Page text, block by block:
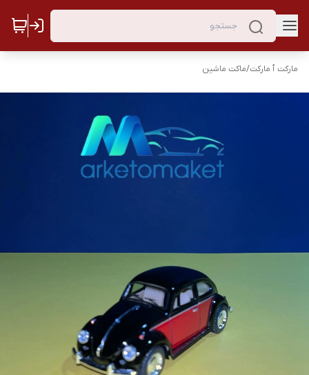
مارکت ٱ مارکت/ماکت ماشین